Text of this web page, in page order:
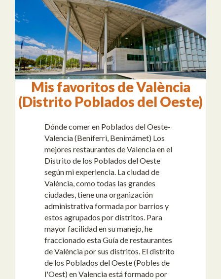
Mis favoritos de València
(Distrito Poblados del Oeste)
Dónde comer en Poblados del Oeste-
Valencia (Beniferri, Benimámet) Los
mejores restaurantes de Valencia en el
Distrito de los Poblados del Oeste
según mi experiencia. La ciudad de
València, como todas las grandes
ciudades, tiene una organización
administrativa formada por barrios y
estos agrupados por distritos. Para
mayor facilidad en su manejo, he
fraccionado esta Guía de restaurantes
de València por sus distritos. El distrito
de los Poblados del Oeste (Pobles de
l'Oest) en Valencia está formado por